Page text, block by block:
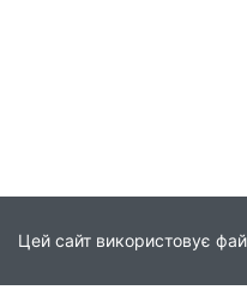
Цей сайт використовує